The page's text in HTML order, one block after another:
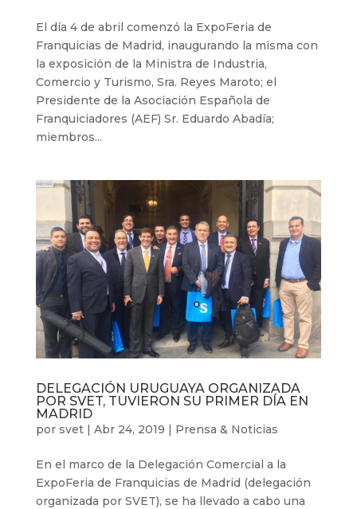
El día 4 de abril comenzó la ExpoFeria de
Franquicias de Madrid, inaugurando la misma con
la exposición de la Ministra de Industria,
Comercio y Turismo, Sra. Reyes Maroto; el
Presidente de la Asociación Española de
Franquiciadores (AEF) Sr. Eduardo Abadía;
miembros...
DELEGACIÓN URUGUAYA ORGANIZADA
POR SVET, TUVIERON SU PRIMER DÍA EN
MADRID
por svet| Abr 24, 2019 | Prensa & Noticias
En el marco de la Delegación Comercial a la
ExpoFeria de Franquicias de Madrid (delegación
organizada por SVET), se ha llevado a cabo una